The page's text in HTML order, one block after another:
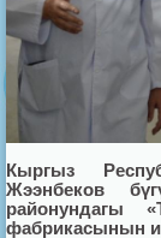
Кыргыз
Жээнбеков
районундагы
фабрикасынын